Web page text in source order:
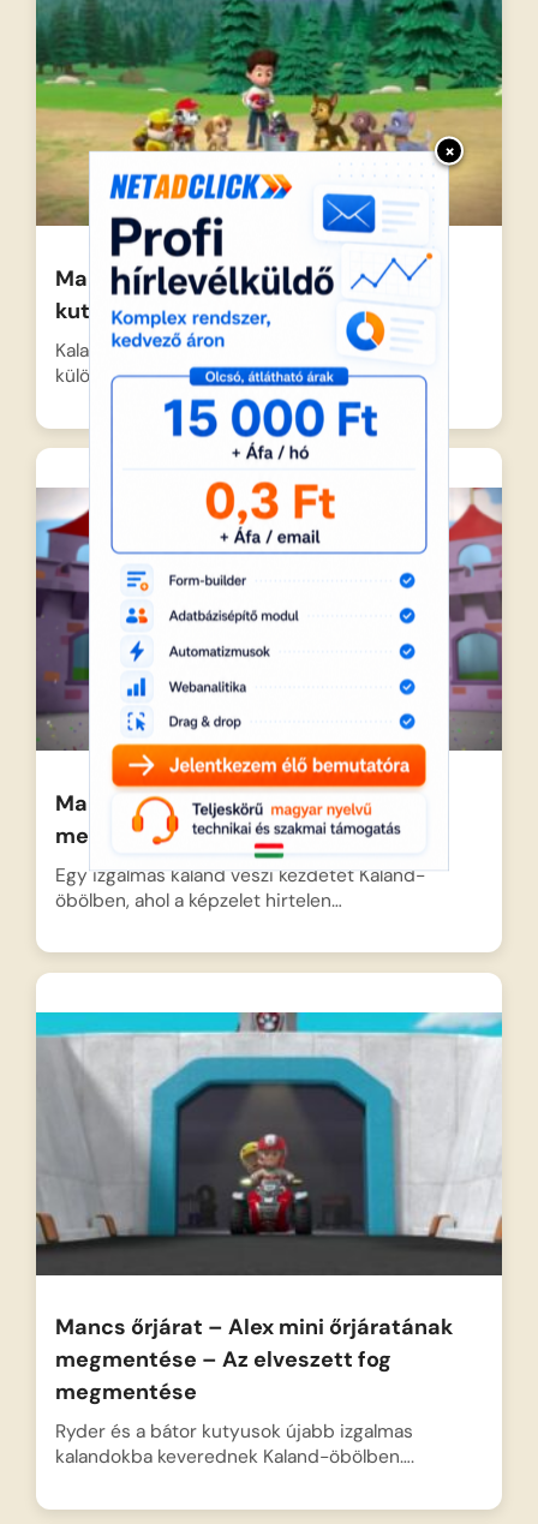
×
Mancs Őrjárat – A borzbűz elűz – A
kutyik és a bálnamese
Kaland-öbölben sosem unalmas az élet,
különösen, amikor egy fekete-fehér csíkos…
Mancs őrjárat – Egy sárkány
megmentése
Egy izgalmas kaland veszi kezdetét Kaland-
öbölben, ahol a képzelet hirtelen…
Mancs őrjárat – Alex mini őrjáratának
megmentése – Az elveszett fog
megmentése
Ryder és a bátor kutyusok újabb izgalmas
kalandokba keverednek Kaland-öbölben….